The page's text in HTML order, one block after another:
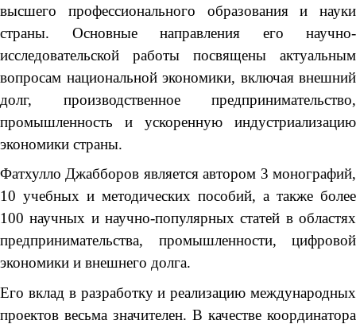
высшего профессионального образования и науки
страны. Основные направления его научно-
исследовательской работы посвящены актуальным
вопросам национальной экономики, включая внешний
долг, производственное предпринимательство,
промышленность и ускоренную индустриализацию
экономики страны.
Фатхулло Джабборов является автором 3 монографий,
10 учебных и методических пособий, а также более
100 научных и научно-популярных статей в областях
предпринимательства, промышленности, цифровой
экономики и внешнего долга.
Его вклад в разработку и реализацию международных
проектов весьма значителен. В качестве координатора